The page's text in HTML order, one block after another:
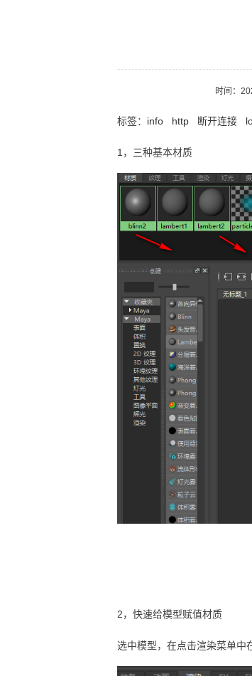
时间：
标签： info http 断开连接
1，三种基本材质
2，快速给模型赋值材质
选中模型，在点击渲染菜单中